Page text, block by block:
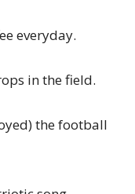
everyday.
in the field.
the football